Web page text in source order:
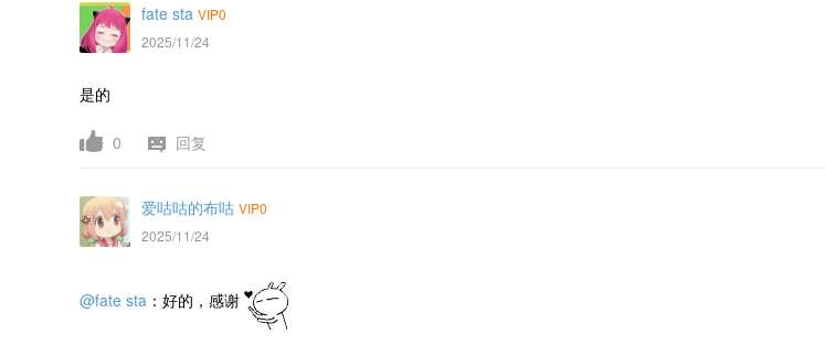
fate sta VIP0
2025/11/24
是的
0 回复
爱咕咕的布咕 VIP0
2025/11/24
@fate sta ：好的，感谢